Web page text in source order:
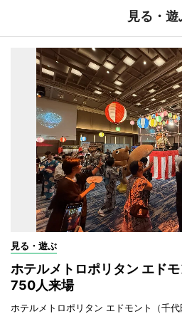
見る・遊
見る・遊ぶ
ホテルメトロポリタン エド
750人来場
ホテルメトロポリタン エドモント（千